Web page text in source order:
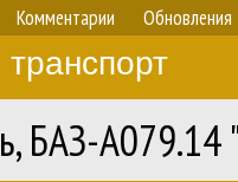
Комментарии Обновления
БАЗ-